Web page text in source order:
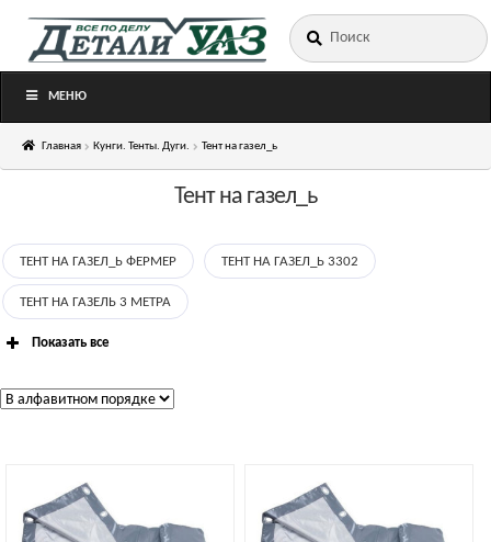
Перейти
Перейти
Искать:
МЕНЮ
Главная Кунги. Тенты. Дуги. Тент на газел_ь
Тент на газел_ь
ТЕНТ НА ГАЗЕЛ_Ь ФЕРМЕР ТЕНТ НА ГАЗЕЛ_Ь 3302
ТЕНТ НА ГАЗЕЛЬ 3 МЕТРА
Показать все